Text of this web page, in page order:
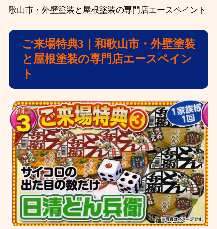
歌山市・外壁塗装と屋根塗装の専門店エースペイント
ご来場特典3｜和歌山市・外壁塗装
と屋根塗装の専門店エースペイン
ト